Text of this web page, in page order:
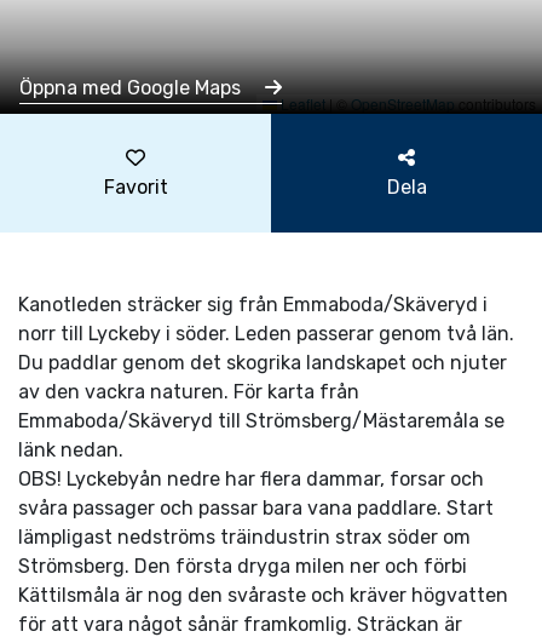
Leaflet|©OpenStreetMapcontributors
Öppna med Google Maps
Favorit Dela
Kanotleden sträcker sig från Emmaboda/Skäveryd i
norr till Lyckeby i söder. Leden passerar genom två län.
Du paddlar genom det skogrika landskapet och njuter
av den vackra naturen. För karta från
Emmaboda/Skäveryd till Strömsberg/Mästaremåla se
länk nedan.
OBS! Lyckebyån nedre har flera dammar, forsar och
svåra passager och passar bara vana paddlare. Start
lämpligast nedströms träindustrin strax söder om
Strömsberg. Den första dryga milen ner och förbi
Kättilsmåla är nog den svåraste och kräver högvatten
för att vara något sånär framkomlig. Sträckan är